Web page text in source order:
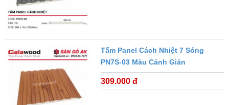
Tấm Panel Cách Nhiệt 7 Sóng
PN7S-03 Màu Cánh Gián
309.000 đ